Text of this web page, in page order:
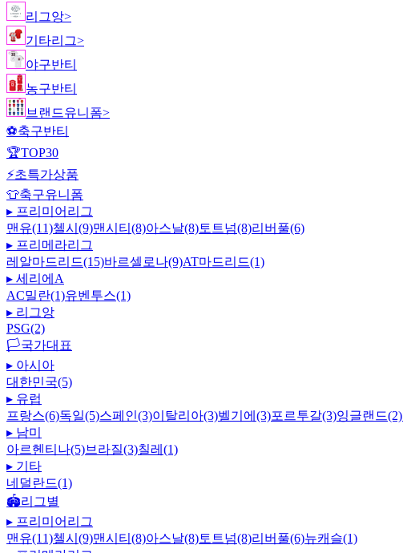
리그앙>
기타리그>
야구반티
농구반티
브랜드유니폼>
⚽축구반티
🏆TOP30
⚡초특가상품
👕축구유니폼
▸ 프리미어리그
맨유(11)첼시(9)맨시티(8)아스날(8)토트넘(8)리버풀(6)
▸ 프리메라리그
레알마드리드(15)바르셀로나(9)AT마드리드(1)
▸ 세리에A
AC밀란(1)유벤투스(1)
▸ 리그앙
PSG(2)
🏳️국가대표
▸ 아시아
대한민국(5)
▸ 유럽
프랑스(6)독일(5)스페인(3)이탈리아(3)벨기에(3)포르투갈(3)잉글랜드(2)
▸ 남미
아르헨티나(5)브라질(3)칠레(1)
▸ 기타
네덜란드(1)
🏟️리그별
▸ 프리미어리그
맨유(11)첼시(9)맨시티(8)아스날(8)토트넘(8)리버풀(6)뉴캐슬(1)